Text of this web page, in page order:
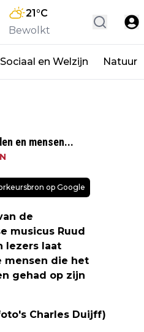
21°C
Bewolkt
Sociaal en Welzijn Natuur
en mensen...
op Google
de
musicus Ruud
lezers laat
mensen die het
gehad op zijn
Charles Duijff)